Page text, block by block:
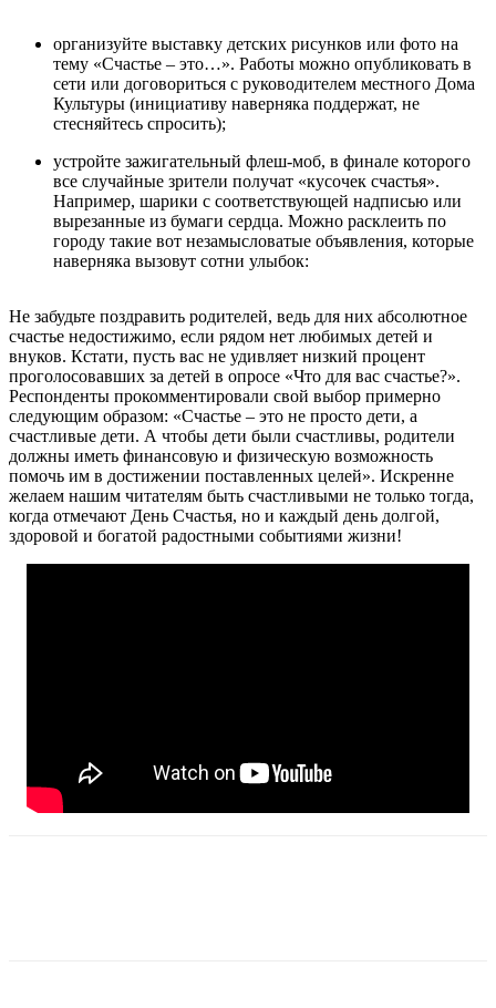
организуйте выставку детских рисунков или фото на
тему «Счастье – это…». Работы можно опубликовать в
сети или договориться с руководителем местного Дома
Культуры (инициативу наверняка поддержат, не
стесняйтесь спросить);
устройте зажигательный флеш-моб, в финале которого
все случайные зрители получат «кусочек счастья».
Например, шарики с соответствующей надписью или
вырезанные из бумаги сердца. Можно расклеить по
городу такие вот незамысловатые объявления, которые
наверняка вызовут сотни улыбок:
Не забудьте поздравить родителей, ведь для них абсолютное
счастье недостижимо, если рядом нет любимых детей и
внуков. Кстати, пусть вас не удивляет низкий процент
проголосовавших за детей в опросе «Что для вас счастье?».
Респонденты прокомментировали свой выбор примерно
следующим образом: «Счастье – это не просто дети, а
счастливые дети. А чтобы дети были счастливы, родители
должны иметь финансовую и физическую возможность
помочь им в достижении поставленных целей». Искренне
желаем нашим читателям быть счастливыми не только тогда,
когда отмечают День Счастья, но и каждый день долгой,
здоровой и богатой радостными событиями жизни!